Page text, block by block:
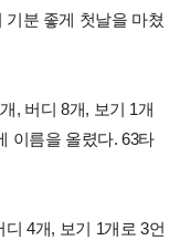
분 좋게 첫날을 마쳤
, 버디 8개, 보기 1개
이름을 올렸다. 63타
4개, 보기 1개로 3언